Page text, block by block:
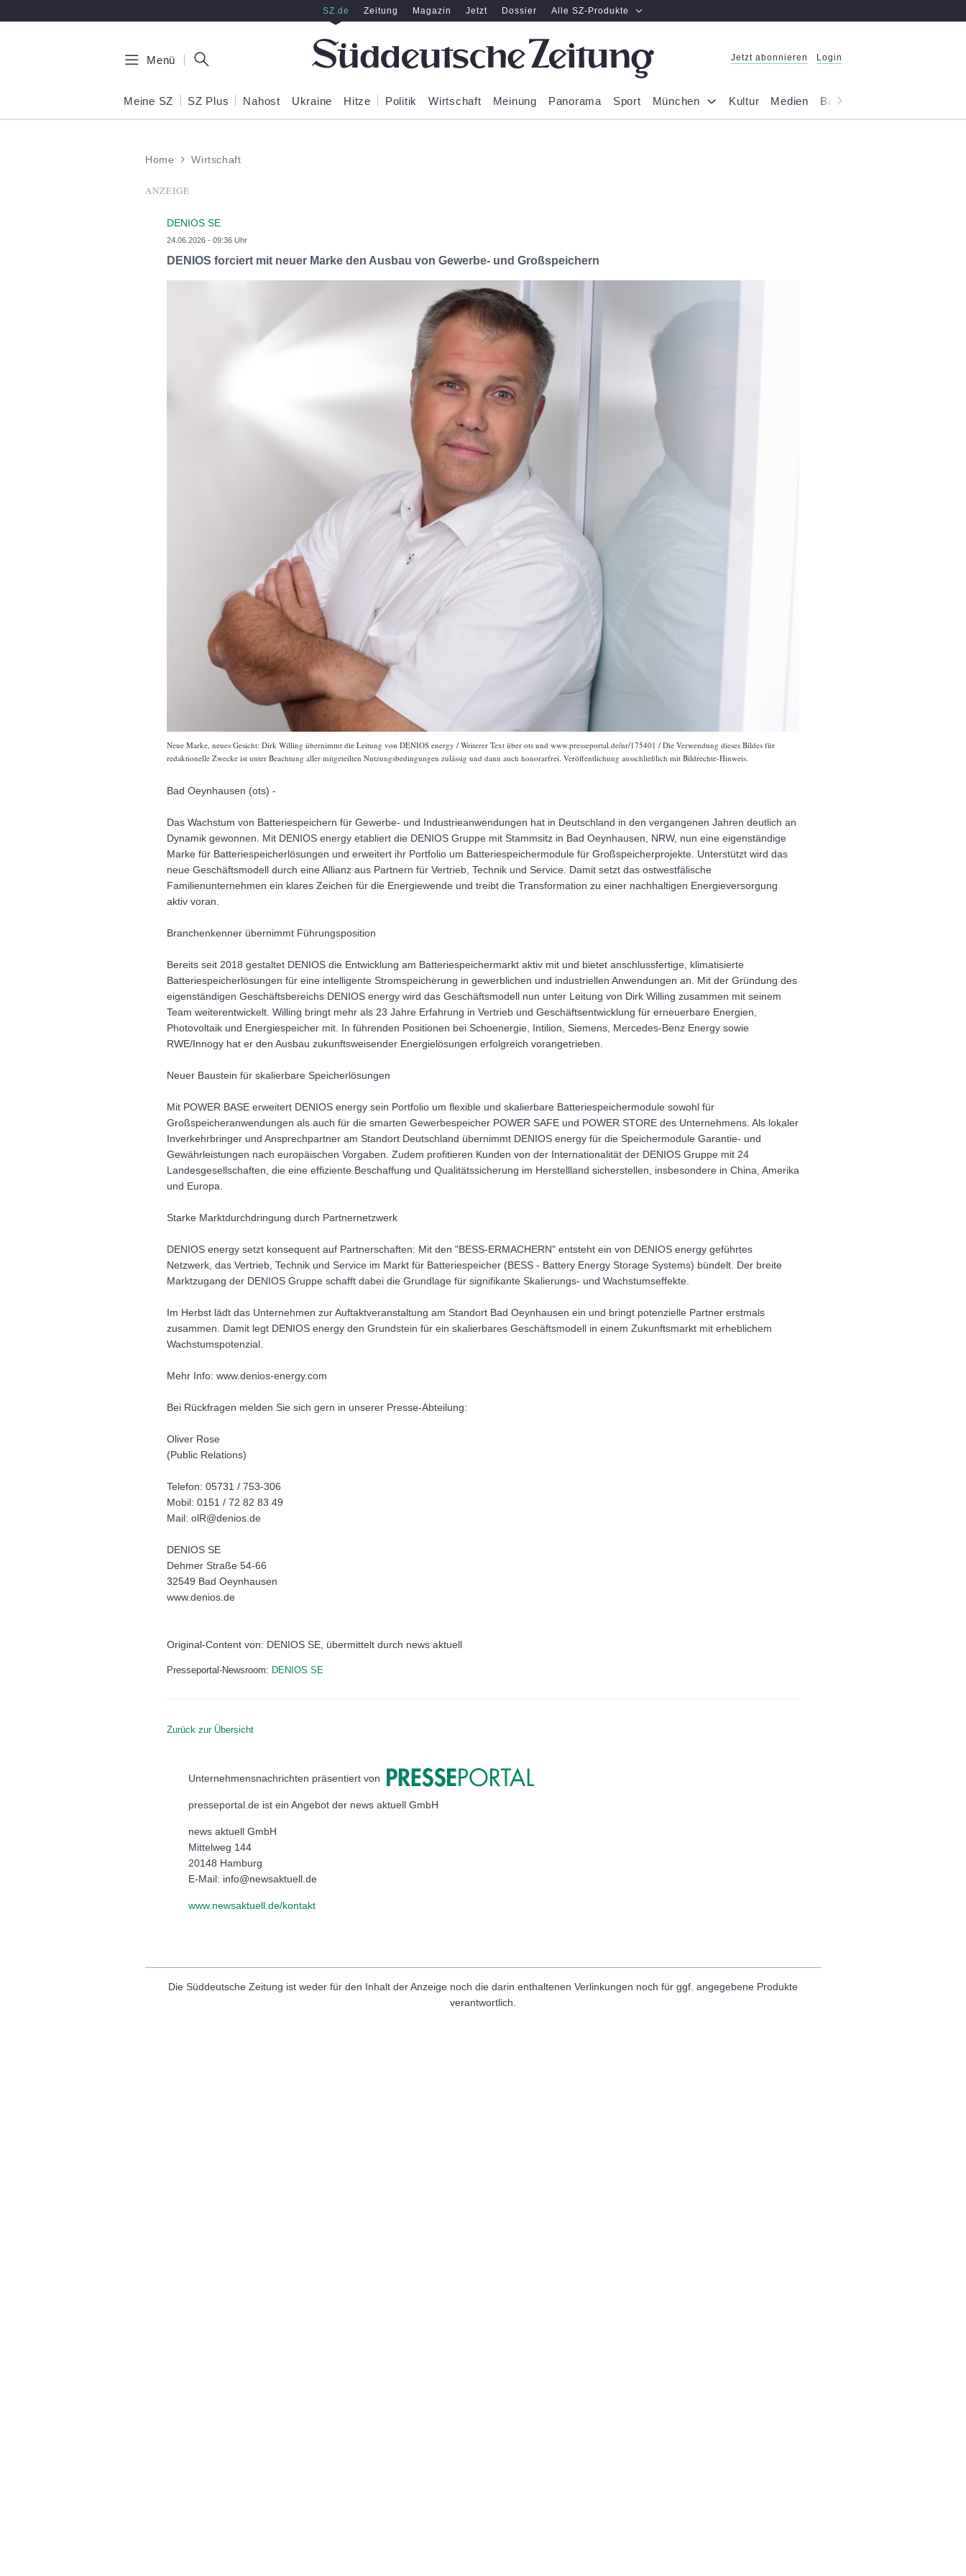
SZ.de Zeitung Magazin Jetzt Dossier Alle SZ-Produkte
Menü Jetzt abonnieren Login
Meine SZ SZ Plus Nahost Ukraine Hitze Politik Wirtschaft Meinung Panorama Sport München Kultur Medien Bayern
Home Wirtschaft
ANZEIGE
DENIOS SE
24.06.2026 - 09:36 Uhr
DENIOS forciert mit neuer Marke den Ausbau von Gewerbe- und Großspeichern
Neue Marke, neues Gesicht: Dirk Willing übernimmt die Leitung von DENIOS energy / Weiterer Text über ots und www.presseportal.de/nr/175401 / Die Verwendung dieses Bildes für
redaktionelle Zwecke ist unter Beachtung aller mitgeteilten Nutzungsbedingungen zulässig und dann auch honorarfrei. Veröffentlichung ausschließlich mit Bildrechte-Hinweis.
Bad Oeynhausen (ots) -
Das Wachstum von Batteriespeichern für Gewerbe- und Industrieanwendungen hat in Deutschland in den vergangenen Jahren deutlich an
Dynamik gewonnen. Mit DENIOS energy etabliert die DENIOS Gruppe mit Stammsitz in Bad Oeynhausen, NRW, nun eine eigenständige
Marke für Batteriespeicherlösungen und erweitert ihr Portfolio um Batteriespeichermodule für Großspeicherprojekte. Unterstützt wird das
neue Geschäftsmodell durch eine Allianz aus Partnern für Vertrieb, Technik und Service. Damit setzt das ostwestfälische
Familienunternehmen ein klares Zeichen für die Energiewende und treibt die Transformation zu einer nachhaltigen Energieversorgung
aktiv voran.
Branchenkenner übernimmt Führungsposition
Bereits seit 2018 gestaltet DENIOS die Entwicklung am Batteriespeichermarkt aktiv mit und bietet anschlussfertige, klimatisierte
Batteriespeicherlösungen für eine intelligente Stromspeicherung in gewerblichen und industriellen Anwendungen an. Mit der Gründung des
eigenständigen Geschäftsbereichs DENIOS energy wird das Geschäftsmodell nun unter Leitung von Dirk Willing zusammen mit seinem
Team weiterentwickelt. Willing bringt mehr als 23 Jahre Erfahrung in Vertrieb und Geschäftsentwicklung für erneuerbare Energien,
Photovoltaik und Energiespeicher mit. In führenden Positionen bei Schoenergie, Intilion, Siemens, Mercedes-Benz Energy sowie
RWE/Innogy hat er den Ausbau zukunftsweisender Energielösungen erfolgreich vorangetrieben.
Neuer Baustein für skalierbare Speicherlösungen
Mit POWER BASE erweitert DENIOS energy sein Portfolio um flexible und skalierbare Batteriespeichermodule sowohl für
Großspeicheranwendungen als auch für die smarten Gewerbespeicher POWER SAFE und POWER STORE des Unternehmens. Als lokaler
Inverkehrbringer und Ansprechpartner am Standort Deutschland übernimmt DENIOS energy für die Speichermodule Garantie- und
Gewährleistungen nach europäischen Vorgaben. Zudem profitieren Kunden von der Internationalität der DENIOS Gruppe mit 24
Landesgesellschaften, die eine effiziente Beschaffung und Qualitätssicherung im Herstellland sicherstellen, insbesondere in China, Amerika
und Europa.
Starke Marktdurchdringung durch Partnernetzwerk
DENIOS energy setzt konsequent auf Partnerschaften: Mit den "BESS-ERMACHERN" entsteht ein von DENIOS energy geführtes
Netzwerk, das Vertrieb, Technik und Service im Markt für Batteriespeicher (BESS - Battery Energy Storage Systems) bündelt. Der breite
Marktzugang der DENIOS Gruppe schafft dabei die Grundlage für signifikante Skalierungs- und Wachstumseffekte.
Im Herbst lädt das Unternehmen zur Auftaktveranstaltung am Standort Bad Oeynhausen ein und bringt potenzielle Partner erstmals
zusammen. Damit legt DENIOS energy den Grundstein für ein skalierbares Geschäftsmodell in einem Zukunftsmarkt mit erheblichem
Wachstumspotenzial.
Mehr Info: www.denios-energy.com
Bei Rückfragen melden Sie sich gern in unserer Presse-Abteilung:
Oliver Rose
(Public Relations)
Telefon: 05731 / 753-306
Mobil: 0151 / 72 82 83 49
Mail: olR@denios.de
DENIOS SE
Dehmer Straße 54-66
32549 Bad Oeynhausen
www.denios.de
Original-Content von: DENIOS SE, übermittelt durch news aktuell
Presseportal-Newsroom: DENIOS SE
Zurück zur Übersicht
Unternehmensnachrichten präsentiert von
presseportal.de ist ein Angebot der news aktuell GmbH
news aktuell GmbH
Mittelweg 144
20148 Hamburg
E-Mail: info@newsaktuell.de
www.newsaktuell.de/kontakt
Die Süddeutsche Zeitung ist weder für den Inhalt der Anzeige noch die darin enthaltenen Verlinkungen noch für ggf. angegebene Produkte
verantwortlich.